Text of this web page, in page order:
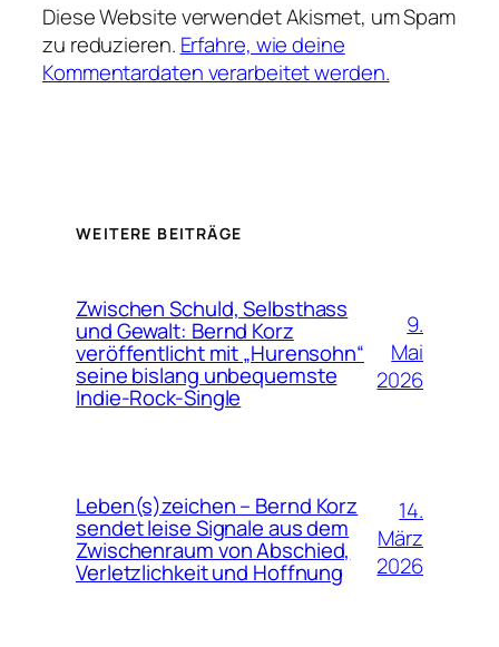
Diese Website verwendet Akismet, um Spam
zu reduzieren. Erfahre, wie deine
Kommentardaten verarbeitet werden.
WEITERE BEITRÄGE
Zwischen Schuld, Selbsthass
und Gewalt: Bernd Korz
veröffentlicht mit „Hurensohn“
seine bislang unbequemste
Indie-Rock-Single
9.
Mai
2026
Leben(s)zeichen – Bernd Korz
sendet leise Signale aus dem
Zwischenraum von Abschied,
Verletzlichkeit und Hoffnung
14.
März
2026